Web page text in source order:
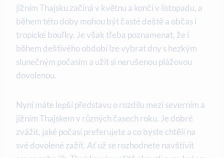
jižním Thajsku začíná v květnu a končí v listopadu, a
během této doby mohou být časté deště a občas i
tropické bouřky. Je však třeba poznamenat, že i
během deštivého období lze vybrat dny s hezkým
slunečným počasím a užít si nerušenou plážovou
dovolenou.
Nyní máte lepší představu o rozdílu mezi severním a
jižním Thajskem v různých časech roku. Je dobré
zvážit, jaké počasí preferujete a co byste chtěli na
své dovolené zažít. Ať už se rozhodnete navštívit